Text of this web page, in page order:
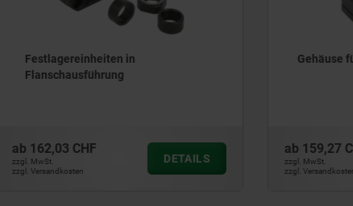
Festlagereinheiten in
Flanschausführung
ab162,03 CHF
zzgl. MwSt.
zzgl. Versandkosten
DETAILS
Gehäuse für
ab159,27 CHF
zzgl. MwSt.
zzgl. Versandkosten